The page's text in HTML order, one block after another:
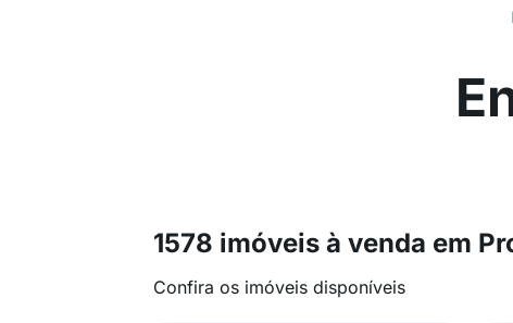
1578 imóveis à venda em
Confira os imóveis disponíveis